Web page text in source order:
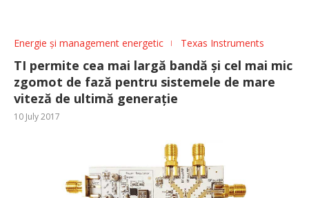
Energie și management energetic Texas Instruments
TI permite cea mai largă bandă și cel mai mic
zgomot de fază pentru sistemele de mare
viteză de ultimă generație
10 July 2017